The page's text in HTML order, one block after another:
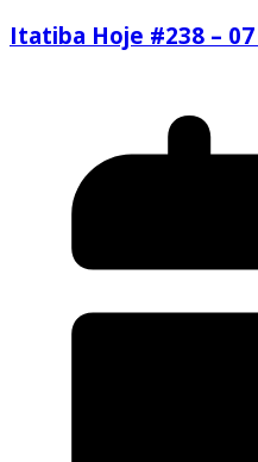
Itatiba Hoje #238 –